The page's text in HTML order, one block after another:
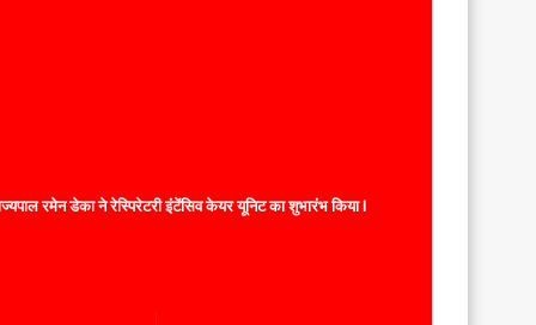
रमेन डेका ने रेस्पिरेटरी इंटेंसिव केयर यूनिट का शुभारंभ किया l